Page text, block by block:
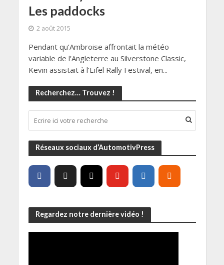
Les paddocks
2 août 2015
Pendant qu’Ambroise affrontait la météo
variable de l’Angleterre au Silverstone Classic,
Kevin assistait à l’Eifel Rally Festival, en...
Recherchez… Trouvez !
Réseaux sociaux d’AutomotivPress
Regardez notre dernière vidéo !